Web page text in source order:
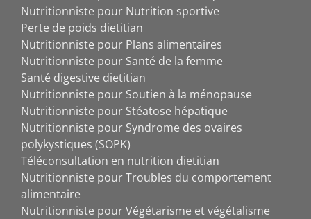
Nutritionniste pour Nutrition sportive
Perte de poids dietitian
Nutritionniste pour Plans alimentaires
Nutritionniste pour Santé de la femme
Santé digestive dietitian
Nutritionniste pour Soutien à la ménopause
Nutritionniste pour Stéatose hépatique
Nutritionniste pour Syndrome des ovaires
polykystiques (SOPK)
Téléconsultation en nutrition dietitian
Nutritionniste pour Troubles du comportement
alimentaire
Nutritionniste pour Végétarisme et végétalisme